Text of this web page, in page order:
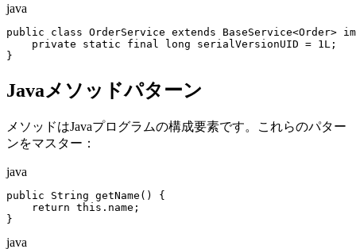
java
public class OrderService extends BaseService<Order>
    private static final long serialVersionUID = 1L;
}
Javaメソッドパターン
メソッドはJavaプログラムの構成要素です。これらのパター
ンをマスター：
java
public String getName() {
    return this.name;
}
java